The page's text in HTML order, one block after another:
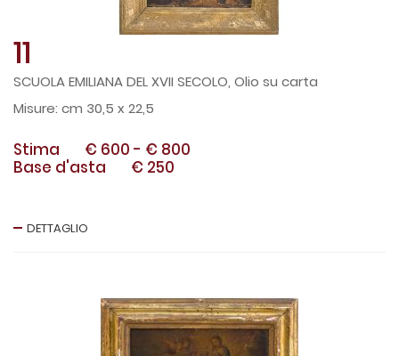
11
SCUOLA EMILIANA DEL XVII SECOLO, Olio su carta
cm 30,5 x 22,5
Stima € 600 - € 800
Base d'asta
€ 250
DETTAGLIO